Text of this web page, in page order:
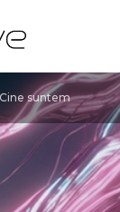
Cine suntem